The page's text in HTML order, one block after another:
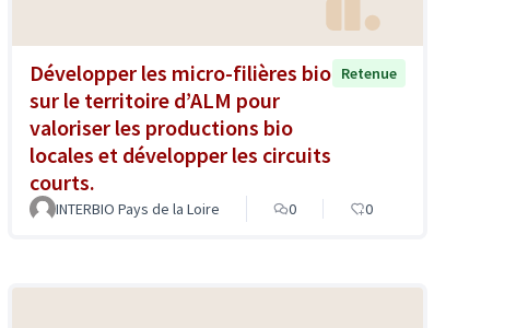
Développer les micro-filières bio
sur le territoire d’ALM pour
valoriser les productions bio
locales et développer les circuits
courts.
Retenue
INTERBIO Pays de la Loire 0 0